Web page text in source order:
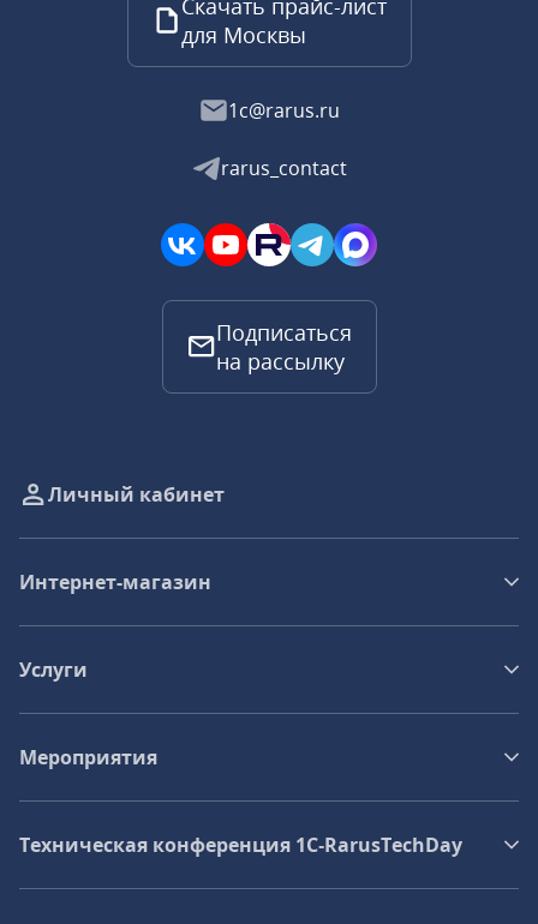
Скачать прайс-лист
для Москвы
1c@rarus.ru
rarus_contact
Подписаться
на рассылку
Личный кабинет
Интернет-магазин
Услуги
Мероприятия
Техническая конференция 1C‑RarusTechDay